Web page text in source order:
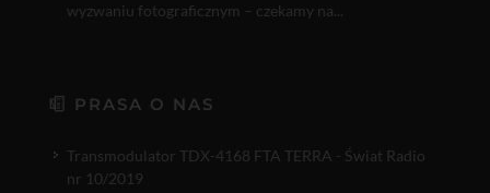
wyzwaniu fotograficznym – czekamy na...
PRASA O NAS
Transmodulator TDX-4168 FTA TERRA - Świat Radio
nr 10/2019